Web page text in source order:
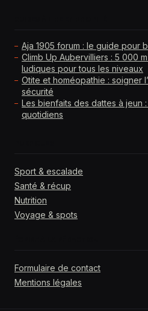
Aja 1905 forum : le guide pour
Climb Up Aubervilliers : 5 000
ludiques pour tous les niveaux
Otite et homéopathie : soigner
sécurité
Les bienfaits des dattes à jeun
quotidiens
Sport & escalade
Santé & récup
Nutrition
Voyage & spots
Formulaire de contact
Mentions légales